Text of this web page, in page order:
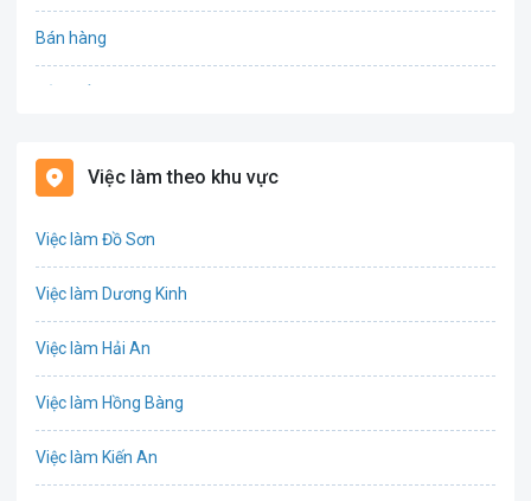
Bán hàng
Biên phiên dịch
Việc làm theo khu vực
Việc làm Đồ Sơn
Việc làm Dương Kinh
Việc làm Hải An
Việc làm Hồng Bàng
Việc làm Kiến An